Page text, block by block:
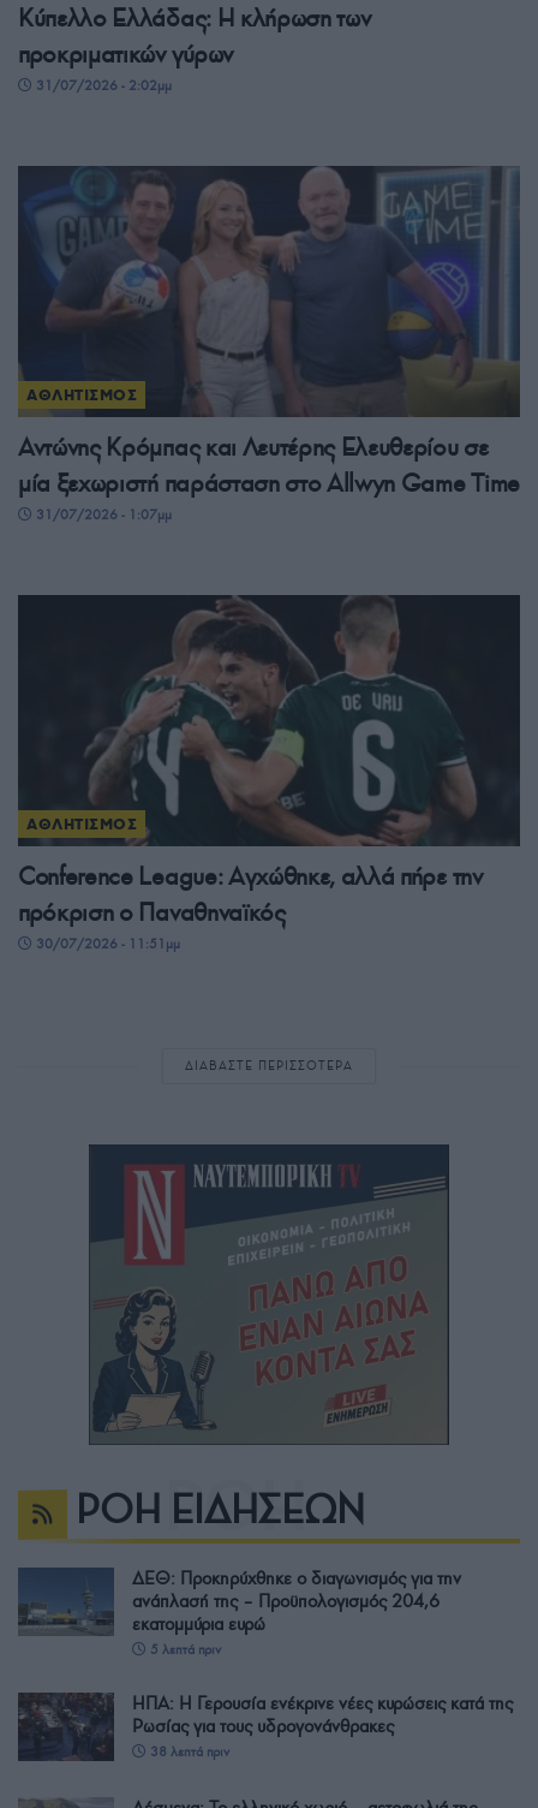
Κύπελλο Ελλάδας: Η κλήρωση των
προκριματικών γύρων
31/07/2026 - 2:02μμ
ΑΘΛΗΤΙΣΜΟΣ
Αντώνης Κρόμπας και Λευτέρης Ελευθερίου σε
μία ξεχωριστή παράσταση στο Allwyn Game Time
31/07/2026 - 1:07μμ
ΑΘΛΗΤΙΣΜΟΣ
Conference League: Αγχώθηκε, αλλά πήρε την
πρόκριση ο Παναθηναϊκός
30/07/2026 - 11:51μμ
ΔΙΑΒΑΣΤΕ ΠΕΡΙΣΣΟΤΕΡΑ
ΡΟΗ ΕΙΔΗΣΕΩΝ
ΔΕΘ: Προκηρύχθηκε ο διαγωνισμός για την
ανάπλασή της – Προϋπολογισμός 204,6
εκατομμύρια ευρώ
5 λεπτά πριν
ΗΠΑ: Η Γερουσία ενέκρινε νέες κυρώσεις κατά της
Ρωσίας για τους υδρογονάνθρακες
38 λεπτά πριν